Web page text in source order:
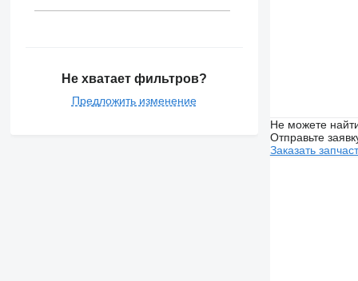
Не хватает фильтров?
Предложить изменение
Не можете
Отправьте
Заказать